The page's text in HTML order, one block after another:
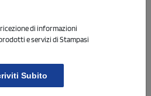
di informazioni
e servizi di Stampasi
Subito